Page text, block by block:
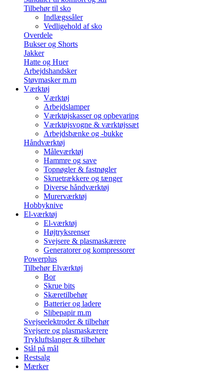
Tilbehør til sko
Indlægssåler
Vedligehold af sko
Overdele
Bukser og Shorts
Jakker
Hatte og Huer
Arbejdshandsker
Støvmasker m.m
Værktøj
Værktøj
Arbejdslamper
Værktøjskasser og opbevaring
Værktøjsvogne & værktøjssæt
Arbejdsbænke og -bukke
Håndværktøj
Måleværktøj
Hammre og save
Topnøgler & fastnøgler
Skruetrækkere og tænger
Diverse håndværktøj
Murerværktøj
Hobbyknive
El-værktøj
El-værktøj
Højtryksrenser
Svejsere & plasmaskærere
Generatorer og kompressorer
Powerplus
Tilbehør Elværktøj
Bor
Skrue bits
Skæretilbehør
Batterier og ladere
Slibepapir m.m
Svejseelektroder & tilbehør
Svejsere og plasmaskærere
Trykluftslanger & tilbehør
Stål på mål
Restsalg
Mærker